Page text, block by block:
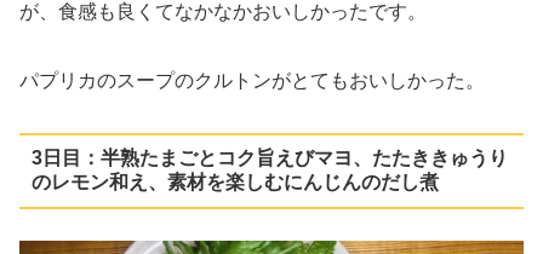
が、食感も良くてなかなかおいしかったです。
パプリカのスープのクルトンがとてもおいしかった。
3日目：半熟たまごとコク旨えびマヨ、たたききゅうり
のレモン和え、素材を楽しむにんじんのだし煮